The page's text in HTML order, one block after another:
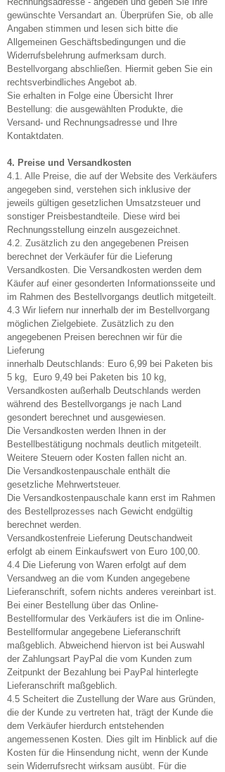
gewünschte Versandart an. Überprüfen Sie, ob alle
Angaben stimmen und lesen sich bitte die
Allgemeinen Geschäftsbedingungen und die
Widerrufsbelehrung aufmerksam durch.
Bestellvorgang abschließen. Hiermit geben Sie ein
rechtsverbindliches Angebot ab.
Sie erhalten in Folge eine Übersicht Ihrer
Bestellung: die ausgewählten Produkte, die
Versand- und Rechnungsadresse und Ihre
Kontaktdaten.
4. Preise und Versandkosten
4.1. Alle Preise, die auf der Website des Verkäufers
angegeben sind, verstehen sich inklusive der
jeweils gültigen gesetzlichen Umsatzsteuer und
sonstiger Preisbestandteile. Diese wird bei
Rechnungsstellung einzeln ausgezeichnet.
4.2. Zusätzlich zu den angegebenen Preisen
berechnet der Verkäufer für die Lieferung
Versandkosten. Die Versandkosten werden dem
Käufer auf einer gesonderten Informationsseite und
im Rahmen des Bestellvorgangs deutlich mitgeteilt.
4.3 Wir liefern nur innerhalb der im Bestellvorgang
möglichen Zielgebiete. Zusätzlich zu den
angegebenen Preisen berechnen wir für die
Lieferung
innerhalb Deutschlands: Euro 6,99 bei Paketen bis
5 kg, Euro 9,49 bei Paketen bis 10 kg,
Versandkosten außerhalb Deutschlands werden
während des Bestellvorgangs je nach Land
gesondert berechnet und ausgewiesen.
Die Versandkosten werden Ihnen in der
Bestellbestätigung nochmals deutlich mitgeteilt.
Weitere Steuern oder Kosten fallen nicht an.
Die Versandkostenpauschale enthält die
gesetzliche Mehrwertsteuer.
Die Versandkostenpauschale kann erst im Rahmen
des Bestellprozesses nach Gewicht endgültig
berechnet werden.
Versandkostenfreie Lieferung Deutschandweit
erfolgt ab einem Einkaufswert von Euro 100,00.
4.4 Die Lieferung von Waren erfolgt auf dem
Versandweg an die vom Kunden angegebene
Lieferanschrift, sofern nichts anderes vereinbart ist.
Bei einer Bestellung über das Online-
Bestellformular des Verkäufers ist die im Online-
Bestellformular angegebene Lieferanschrift
maßgeblich. Abweichend hiervon ist bei Auswahl
der Zahlungsart PayPal die vom Kunden zum
Zeitpunkt der Bezahlung bei PayPal hinterlegte
Lieferanschrift maßgeblich.
4.5 Scheitert die Zustellung der Ware aus Gründen,
die der Kunde zu vertreten hat, trägt der Kunde die
dem Verkäufer hierdurch entstehenden
angemessenen Kosten. Dies gilt im Hinblick auf die
Kosten für die Hinsendung nicht, wenn der Kunde
sein Widerrufsrecht wirksam ausübt. Für die